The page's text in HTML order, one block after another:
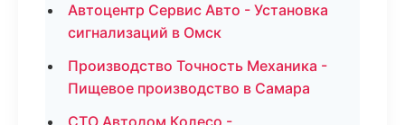
Автоцентр Сервис Авто - Установка
сигнализаций в Омск
Производство Точность Механика -
Пищевое производство в Самара
СТО Автодом Колесо -